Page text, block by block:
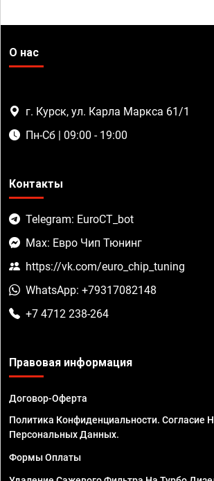
О нас
г. Курск, ул. Карла Маркса 61/1
Пн-Сб | 09:00 - 19:00
Контакты
Telegram: EuroCT_bot
Max: Евро Чип Тюнинг
https://vk.com/euro_chip_tuning
WhatsApp: +79317082148
+7 4712 238-264
Правовая информация
Договор-Оферта
Политика Конфиденциальности. Согласие
Персональных Данных.
Формы Оплаты